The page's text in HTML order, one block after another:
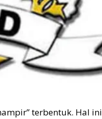
terbentuk. Hal ini